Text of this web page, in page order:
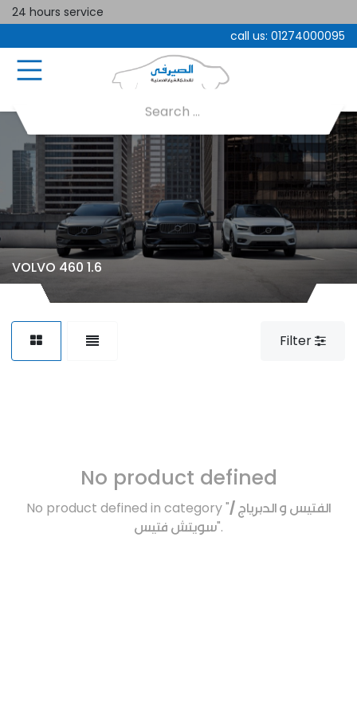
24 hours service
call us: 01274000095
VOLVO 460 1.6
Filter
No product defined
No product defined in category "الفتيس و الدبرياج /
سويتش فتيس".